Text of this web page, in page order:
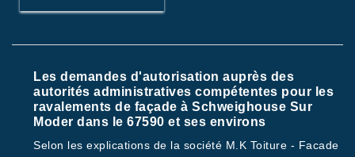
Les demandes d'autorisation auprès des
autorités administratives compétentes pour les
ravalements de façade à Schweighouse Sur
Moder dans le 67590 et ses environs
Selon les explications de la société M.K Toiture - Facade